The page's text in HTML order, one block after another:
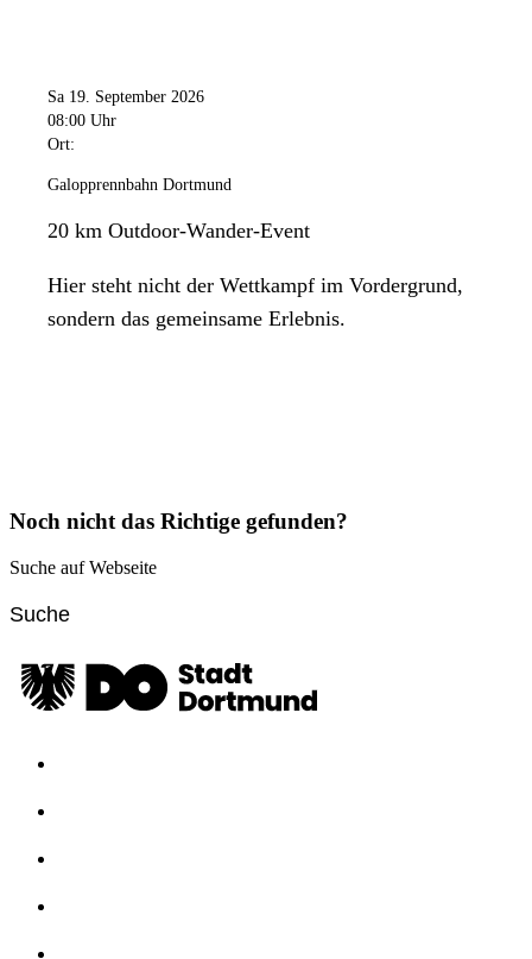
Sa 19. September 2026
08:00 Uhr
Ort:
Galopprennbahn Dortmund
20 km Outdoor-Wander-Event
Hier steht nicht der Wettkampf im Vordergrund,
sondern das gemeinsame Erlebnis.
Noch nicht das Richtige gefunden?
Suche auf Webseite